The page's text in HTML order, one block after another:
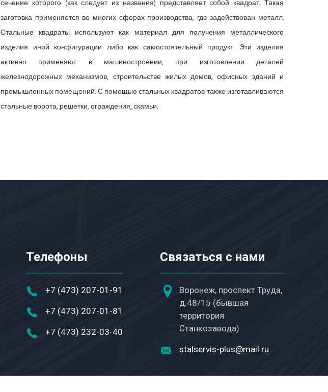
сечение которого (как следует из названия) представляет собой квадрат. Такая
заготовка применяется во многих сферах производства, где задействован металл.
Стальные квадраты используют как материал для получения металлического
изделия иной конфигурации либо как самостоятельный продукт. Эти изделия
активно применяют в машиностроении, при изготовлении деталей
железнодорожных механизмов, строительстве жилых домов, офисных зданий и
промышленных помещений. С помощью стальных квадратов также изготавливаются
стальные ворота, решетки, ограждения, скамьи.
Телефоны
+7 (473) 207-01-91
+7 (473) 207-01-81
+7 (473) 232-03-40
Связаться с нами
Воронеж, проспект Труда,
д.48/15 (бывшая
территория
Станкозавода)
stalservis-plus@mail.ru